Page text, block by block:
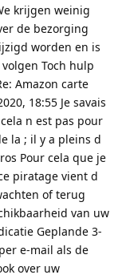
krijgen weinig
de bezorging
worden en is
Toch hulp
Amazon carte
18:55 Je savais
n est pas pour
la ; il y a pleins d
Pour cela que je
piratage vient d
of terug
van uw
Geplande 3-
e-mail als de
over uw